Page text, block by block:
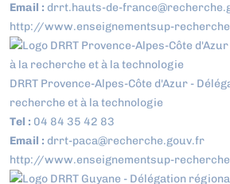
Email : drrt.hauts-de-
http://www.enseignementsup-
DRRT Provence-Alpes-Côte d'Azur -
recherche et à la technologie
Tel : 04 84 35 42 83
Email : drrt-paca@recherche.gouv.fr
http://www.enseignementsup-